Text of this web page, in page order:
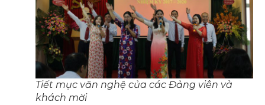
Tiết mục văn nghệ của các Đảng viên và
khách mời